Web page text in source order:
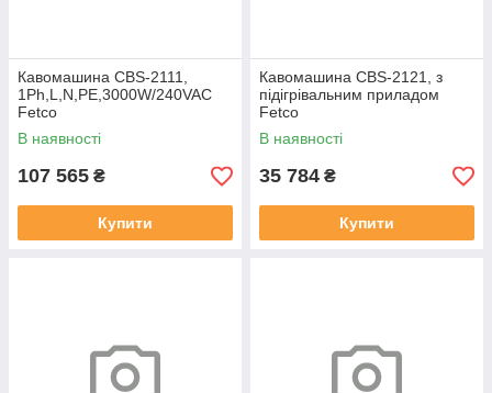
Кавомашина CBS-2111,
1Ph,L,N,PE,3000W/240VAC
Fetco
В наявності
107 565 ₴
Купити
Кавомашина CBS-2121, з
підігрівальним приладом
Fetco
В наявності
35 784 ₴
Купити